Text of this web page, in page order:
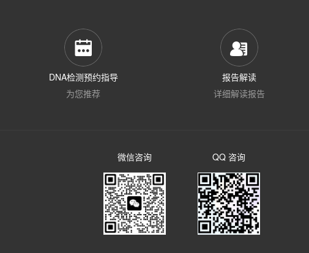
DNA检测预约指导
为您推荐
报告解读
详细解读报告
微信咨询 QQ 咨询